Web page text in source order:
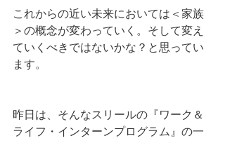
これからの近い未来においては＜家族
＞の概念が変わっていく。そして変え
ていくべきではないかな？と思ってい
ます。
昨日は、そんなスリールの『ワーク＆
ライフ・インターンプログラム』の一